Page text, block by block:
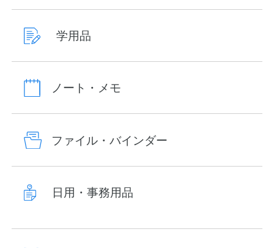
学用品
ノート・メモ
ファイル・バインダー
日用・事務用品